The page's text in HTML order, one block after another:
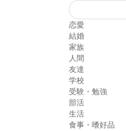
恋愛
結婚
家族
人間
友達
学校
受験・勉強
部活
生活
食事・嗜好品